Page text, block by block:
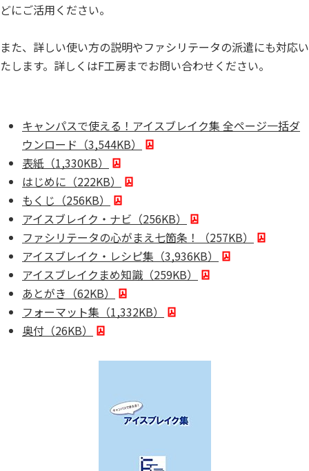
どにご活用ください。
また、詳しい使い方の説明やファシリテータの派遣にも対応い
たします。詳しくはF工房までお問い合わせください。
キャンパスで使える！アイスブレイク集 全ページ一括ダ
ウンロード（3,544KB）
表紙（1,330KB）
はじめに（222KB）
もくじ（256KB）
アイスブレイク・ナビ（256KB）
ファシリテータの心がまえ七箇条！（257KB）
アイスブレイク・レシピ集（3,936KB）
アイスブレイクまめ知識（259KB）
あとがき（62KB）
フォーマット集（1,332KB）
奥付（26KB）